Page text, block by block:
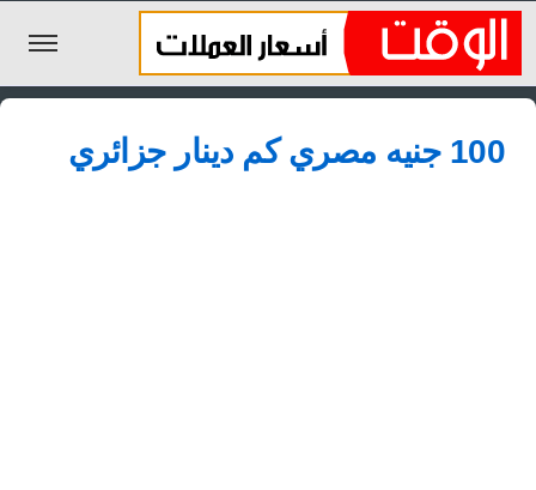
الليرة السورية
الجنيه المصري
100 جنيه مصري كم دينار جزائري